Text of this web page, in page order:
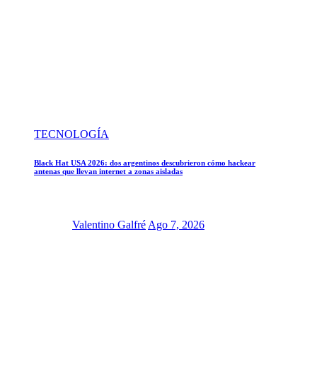
TECNOLOGÍA
Black Hat USA 2026: dos argentinos descubrieron cómo hackear
antenas que llevan internet a zonas aisladas
Valentino Galfré Ago 7, 2026